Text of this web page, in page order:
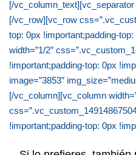
[/
[/vc_row][vc_row
top: 0px !important;padding-
width=”1/2″
!important;padding-top: 0px
image=”3853″
[/vc_column][vc_column
!important;padding-top: 0px